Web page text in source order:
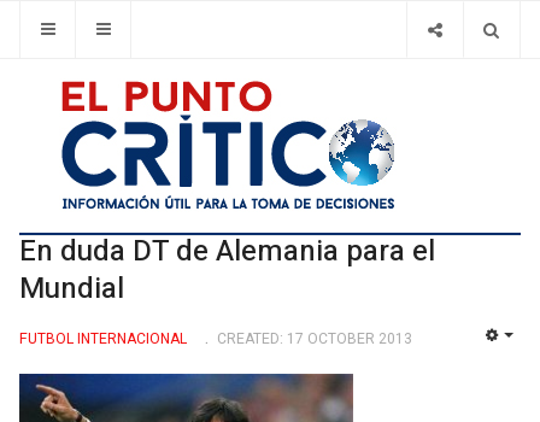
En duda DT de Alemania para el
Mundial
FUTBOL INTERNACIONAL CREATED: 17 OCTOBER 2013